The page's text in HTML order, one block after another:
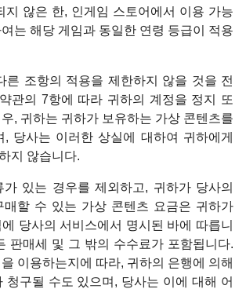
지 않은 한, 인게임 스토어에서 이용 가능
는 해당 게임과 동일한 연령 등급이 적용
른 조항의 적용을 제한하지 않을 것을 전
관의 7항에 따라 귀하의 계정을 정지 또
, 귀하는 귀하가 보유하는 가상 콘텐츠를
당사는 이러한 상실에 대하여 귀하에게
지 않습니다.
있는 경우를 제외하고, 귀하가 당사의
매할 수 있는 가상 콘텐츠 요금은 귀하가
당사의 서비스에서 명시된 바에 따릅니
판매세 및 그 밖의 수수료가 포함됩니다.
이용하는지에 따라, 귀하의 은행에 의해
청구될 수도 있으며, 당사는 이에 대해 어